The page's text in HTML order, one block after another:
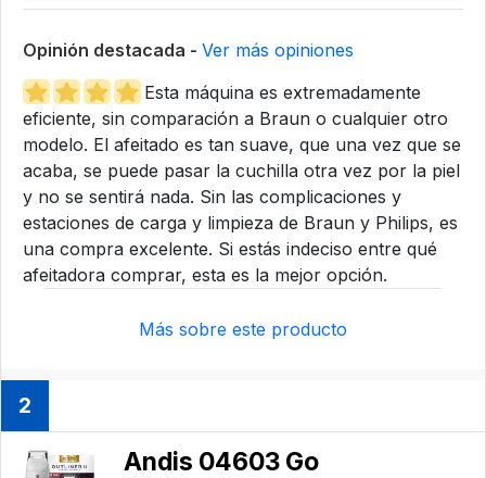
Opinión destacada - Ver más opiniones
Esta máquina es extremadamente
eficiente, sin comparación a Braun o cualquier otro
modelo. El afeitado es tan suave, que una vez que se
acaba, se puede pasar la cuchilla otra vez por la piel
y no se sentirá nada. Sin las complicaciones y
estaciones de carga y limpieza de Braun y Philips, es
una compra excelente. Si estás indeciso entre qué
afeitadora comprar, esta es la mejor opción.
Más sobre este producto
2
Andis 04603 Go